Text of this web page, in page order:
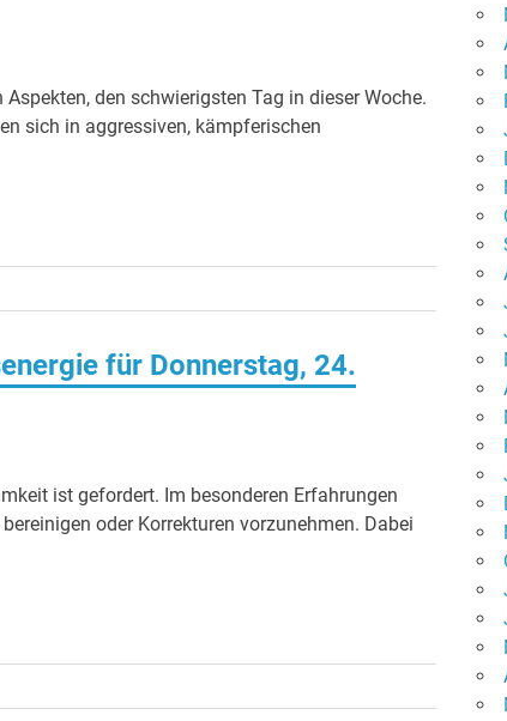
den schwierigsten Tag in dieser Woche.
sich in aggressiven, kämpferischen
für Donnerstag, 24.
ist gefordert. Im besonderen Erfahrungen
oder Korrekturen vorzunehmen. Dabei